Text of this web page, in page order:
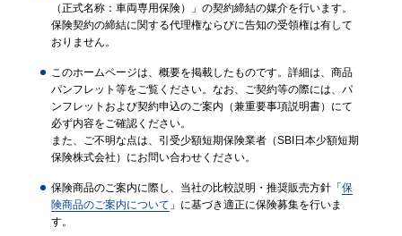
（正式名称：車両専用保険）」の契約締結の媒介を行います。
保険契約の締結に関する代理権ならびに告知の受領権は有して
おりません。
このホームページは、概要を掲載したものです。詳細は、商品
パンフレット等をご覧ください。なお、ご契約等の際には、パ
ンフレットおよび契約申込のご案内（兼重要事項説明書）にて
必ず内容をご確認ください。
また、ご不明な点は、引受少額短期保険業者（SBI日本少額短期
保険株式会社）にお問い合わせください。
保険商品のご案内に際し、当社の比較説明・推奨販売方針「 保
険商品のご案内について 」に基づき適正に保険募集を行いま
す。